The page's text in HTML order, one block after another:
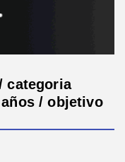
categoria
/ objetivo